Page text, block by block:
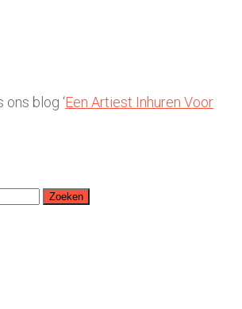
blog ‘Een Artiest Inhuren Voor